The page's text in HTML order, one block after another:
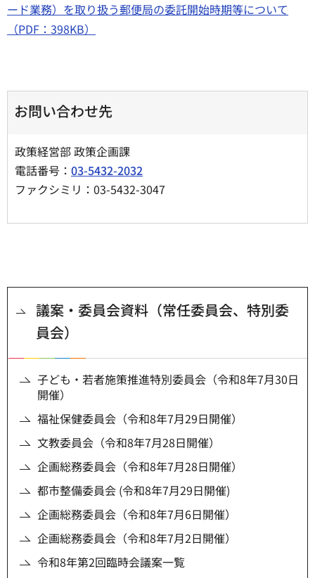
ード業務）を取り扱う郵便局の委託開始時期等について
（PDF：398KB）
お問い合わせ先
政策経営部 政策企画課
電話番号： 03-5432-2032
ファクシミリ：03-5432-3047
議案・委員会資料（常任委員会、特別委
員会）
子ども・若者施策推進特別委員会（令和8年7月30日
開催）
福祉保健委員会（令和8年7月29日開催）
文教委員会（令和8年7月28日開催）
企画総務委員会（令和8年7月28日開催）
都市整備委員会 (令和8年7月29日開催)
企画総務委員会（令和8年7月6日開催）
企画総務委員会（令和8年7月2日開催）
令和8年第2回臨時会議案一覧